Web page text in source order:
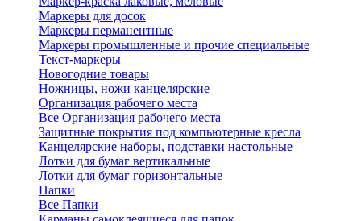
Маркеры для досок
Маркеры перманентные
Маркеры промышленные и прочие специальные
Текст-маркеры
Новогодние товары
Ножницы, ножи канцелярские
Организация рабочего места
Все Организация рабочего места
Защитные покрытия под компьютерные кресла
Канцелярские наборы, подставки настольные
Лотки для бумаг вертикальные
Лотки для бумаг горизонтальные
Папки
Все Папки